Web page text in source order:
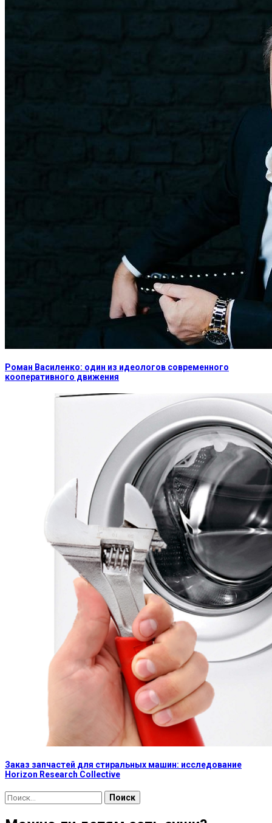
Роман Василенко: один из идеологов современного
кооперативного движения
Заказ запчастей для стиральных машин: исследование
Horizon Research Collective
Найти: